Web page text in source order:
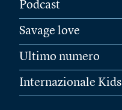
Podcast
Savage love
Ultimo numero
Internazionale Kids